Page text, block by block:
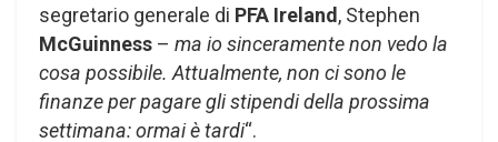
segretario generale di PFA Ireland, Stephen
McGuinness – ma io sinceramente non vedo la
cosa possibile. Attualmente, non ci sono le
finanze per pagare gli stipendi della prossima
settimana: ormai è tardi“.